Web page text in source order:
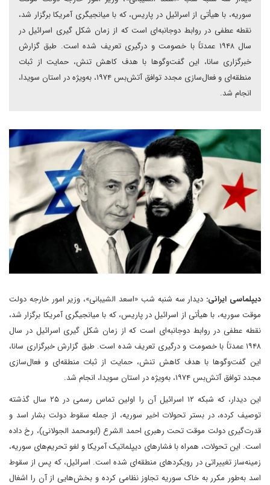
سوریه، با هیأتی از اسرائیل در پاریس، که با میانجیگری آمریکا برگزار شد،
نقطه عطفی در روابط دوجانبه‌ای است که از زمان شکل گیری اسرائیل در
سال ۱۹۴۸ عمدتاً با خصومت و درگیری تعریف شده است. طبق گزارش
خبرگزاری سانا، این گفت‌وگوها با هدف کاهش تنش، حمایت از ثبات
منطقه‌ای و فعال‌سازی مجدد توافق آتش‌بس ۱۹۷۴، به‌ویژه در استان سویدا،
انجام شد.
دیپلماسی ایرانی: دیدار سه شنبه شب «اسعد الشیبانی»، وزیر امور خارجه دولت
موقت سوریه، با هیأتی از اسرائیل در پاریس، که با میانجیگری آمریکا برگزار شد،
نقطه عطفی در روابط دوجانبه‌ای است که از زمان شکل گیری اسرائیل در سال
۱۹۴۸ عمدتاً با خصومت و درگیری تعریف شده است. طبق گزارش خبرگزاری سانا،
این گفت‌وگوها با هدف کاهش تنش، حمایت از ثبات منطقه‌ای و فعال‌سازی
مجدد توافق آتش‌بس ۱۹۷۴، به‌ویژه در استان سویدا، انجام شد.
این دیدار، که شبکه ۱۲ اسرائیل آن را اولین تماس رسمی در ۲۵ سال گذشته
توصیف کرده، در بستر تحولات اخیر سوریه، از جمله سقوط دولت بشار اسد و
قدرت‌گیری دولت موقت تحت رهبری احمد الشرع (ابومحمد الجولانی)، رخ داده
است. این تحولات، همراه با فشارهای دیپلماتیک آمریکا و لغو تحریم‌های سوریه،
زمینه‌ساز تغییراتی در رویکردهای منطقه‌ای شده است. اسرائیل، که پس از سقوط
اسد به‌طور مکرر به خاک سوریه تجاوز نظامی کرده و بخش‌هایی از آن را اشغال